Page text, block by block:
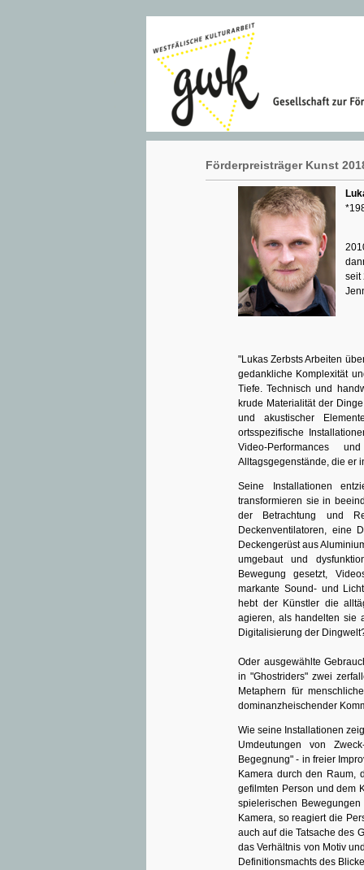
Förderpreisträger Kunst
seit
"Lukas Zerbsts Arbeiten
gedankliche Komplexität
Tiefe. Technisch und
krude Materialität der
und akustischer
ortsspezifische
Video-Performances
Alltagsgegenstände, die er
Seine Installationen
transformieren sie in
der Betrachtung und
Deckenventilatoren, eine
Deckengerüst aus
umgebaut und
Bewegung gesetzt,
markante Sound- und
hebt der Künstler die
agieren, als handelten sie
Digitalisierung der
Oder ausgewählte
in "Ghostriders" zwei
Metaphern für
dominanzheischender
Wie seine Installationen
Umdeutungen von
Begegnung" - in freier
Kamera durch den Raum,
gefilmten Person und dem
spielerischen
Kamera, so reagiert die
auch auf die Tatsache des
das Verhältnis von Motiv
Definitionsmachts des